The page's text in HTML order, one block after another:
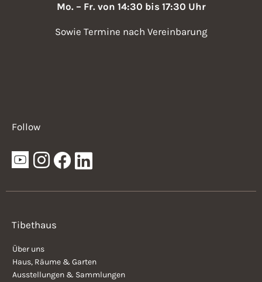
Mo. – Fr. von 14:30 bis 17:30 Uhr
Sowie Termine nach Vereinbarung
Follow
Tibethaus
Über uns
Haus, Räume & Garten
Ausstellungen & Sammlungen